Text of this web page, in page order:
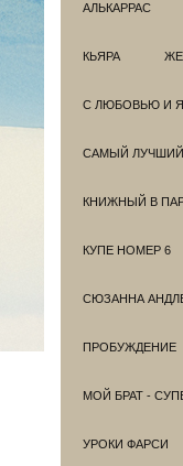
АЛЬКАРРАС
КЬЯРА
С ЛЮБОВЬЮ И
САМЫЙ
КНИЖНЫЙ В
КУПЕ НОМЕР 6
СЮЗАННА
ПРОБУЖДЕНИЕ
МОЙ БРАТ -
УРОКИ ФАРСИ